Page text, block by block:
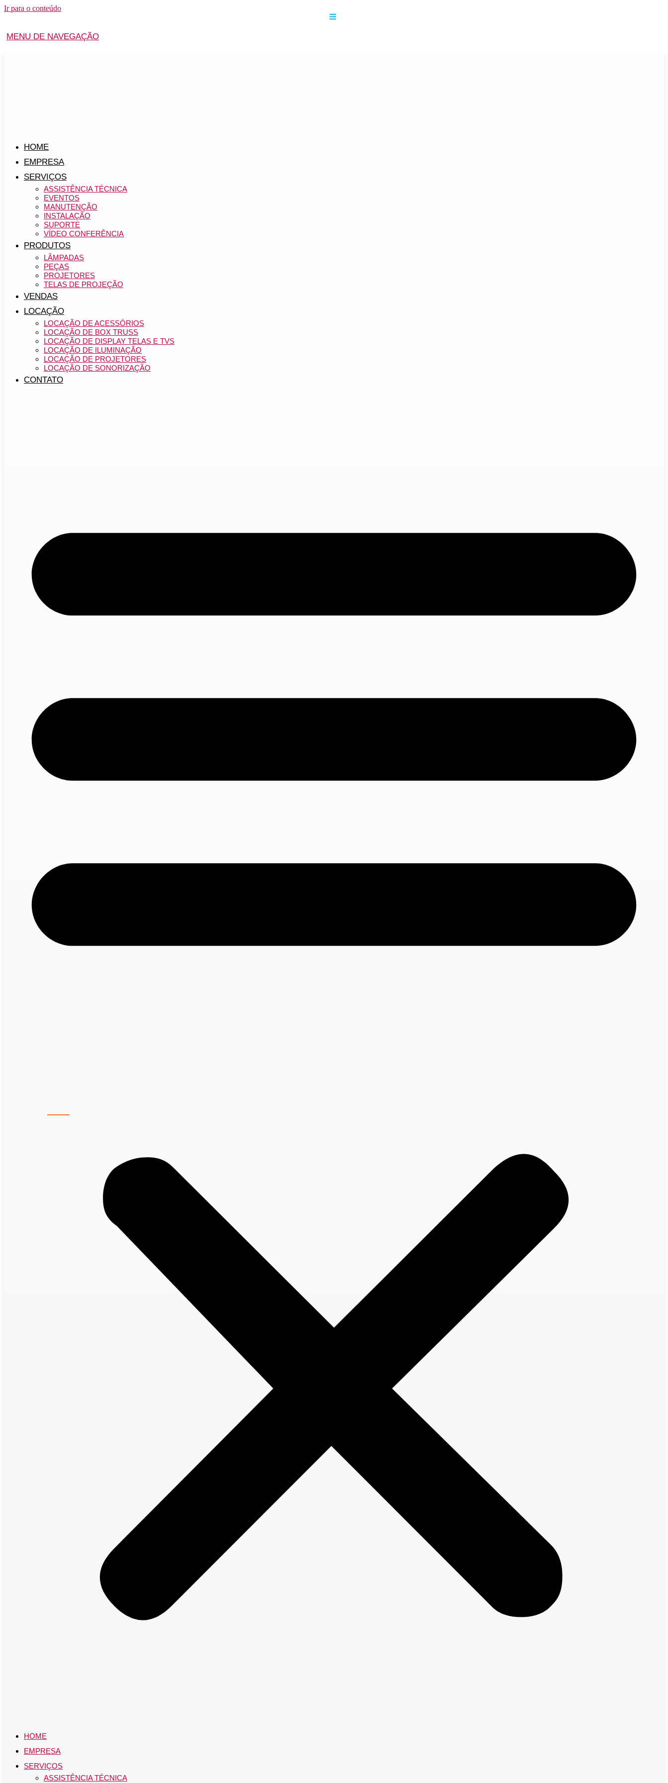
Ir para o conteúdo
MENU DE NAVEGAÇÃO
HOME
EMPRESA
SERVIÇOS
ASSISTÊNCIA TÉCNICA
EVENTOS
MANUTENÇÃO
INSTALAÇÃO
SUPORTE
VÍDEO CONFERÊNCIA
PRODUTOS
LÂMPADAS
PEÇAS
PROJETORES
TELAS DE PROJEÇÃO
VENDAS
LOCAÇÃO
LOCAÇÃO DE ACESSÓRIOS
LOCAÇÃO DE BOX TRUSS
LOCAÇÃO DE DISPLAY TELAS E TVS
LOCAÇÃO DE ILUMINAÇÃO
LOCAÇÃO DE PROJETORES
LOCAÇÃO DE SONORIZAÇÃO
CONTATO
HOME
EMPRESA
SERVIÇOS
ASSISTÊNCIA TÉCNICA